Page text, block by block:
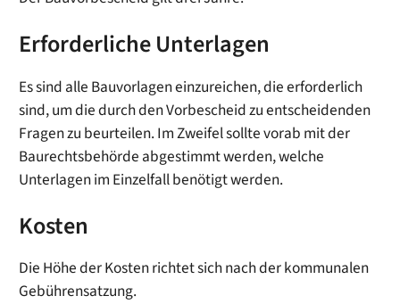
Erforderliche Unterlagen
Es sind alle Bauvorlagen einzureichen, die erforderlich
sind, um die durch den Vorbescheid zu entscheidenden
Fragen zu beurteilen. Im Zweifel sollte vorab mit der
Baurechtsbehörde abgestimmt werden, welche
Unterlagen im Einzelfall benötigt werden.
Kosten
Die Höhe der Kosten richtet sich nach der kommunalen
Gebührensatzung.